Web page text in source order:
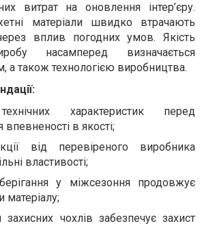
витрат на оновлення інтер’єру.
матеріали швидко втрачають
вплив погодних умов. Якість
насамперед визначається
а також технологією виробництва.
характеристик перед
в якості;
від перевіреного виробника
властивості;
у міжсезоння продовжує
матеріалу;
захисних чохлів забезпечує захист